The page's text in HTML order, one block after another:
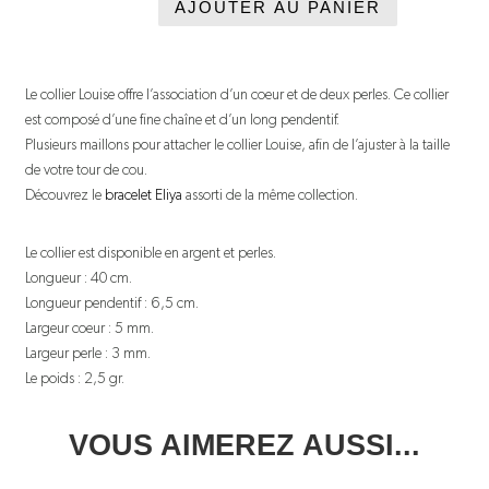
Collier
Louise
AJOUTER AU PANIER
Le collier Louise offre l’association d’un coeur et de deux perles. Ce collier
est composé d’une fine chaîne et d’un long pendentif.
Plusieurs maillons pour attacher le collier Louise, afin de l’ajuster à la taille
de votre tour de cou.
Découvrez le bracelet Eliya assorti de la même collection.
Le collier est disponible en argent et perles.
Longueur : 40 cm.
Longueur pendentif : 6,5 cm.
Largeur coeur : 5 mm.
Largeur perle : 3 mm.
Le poids : 2,5 gr.
VOUS AIMEREZ AUSSI...